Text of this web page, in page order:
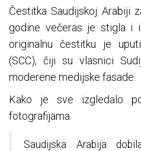
Čestitka Saudijskoj Arabiji
godine večeras je stigla i
originalnu čestitku je
(SCC), čiji su vlasnici
moderene medijske fasade.
Kako je sve izgledalo
fotografijama.
Saudijska Arabija